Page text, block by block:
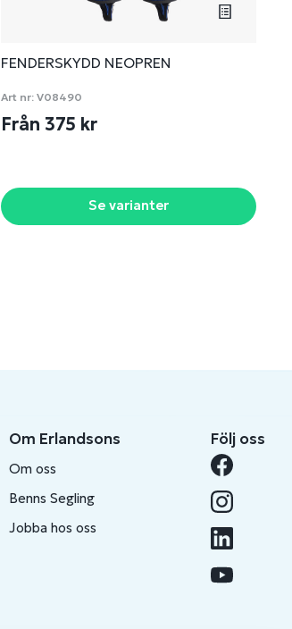
FENDERSKYDD NEOPREN
Art nr: V08490
Från 375 kr
Se varianter
Om Erlandsons
Om oss
Benns Segling
Jobba hos oss
Följ oss